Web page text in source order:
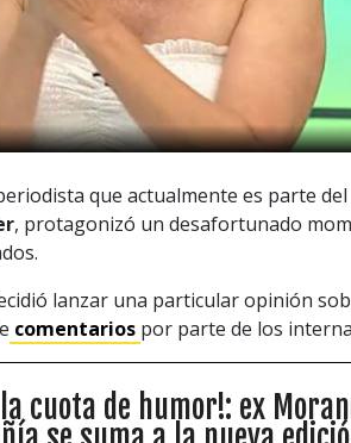
que actualmente es parte
, protagonizó un desafortunado
lanzar una particular opinión
comentarios por parte de los
la cuota de humor!: ex